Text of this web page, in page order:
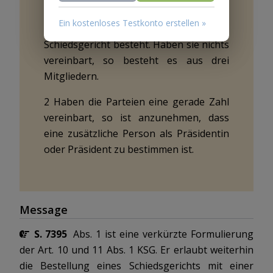
aus wie vielen Mitgliedern das
Schiedsgericht besteht. Haben sie nichts
vereinbart, so besteht es aus drei
Mitgliedern.
2 Haben die Parteien eine gerade Zahl
vereinbart, so ist anzunehmen, dass
eine zusätzliche Person als Präsidentin
oder Präsident zu bestimmen ist.
Message
S. 7395 Abs. 1 ist eine verkürzte Formulierung
der Art. 10 und 11 Abs. 1 KSG. Er erlaubt weiterhin
die Bestellung eines Schiedsgerichts mit einer
Ein kostenloses Testkonto erstellen »